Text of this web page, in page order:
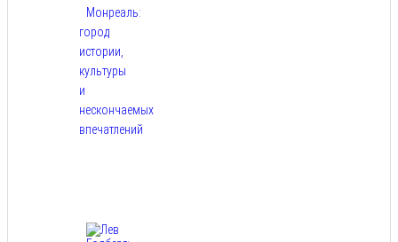
Монреаль:
город
истории,
культуры
и
нескончаемых
впечатлений